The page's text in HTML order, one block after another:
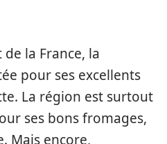
la France, la
pour ses excellents
La région est surtout
ses bons fromages,
Mais encore,